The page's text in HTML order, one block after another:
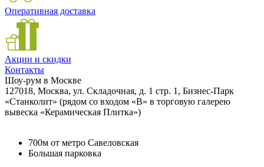
Оперативная доставка
Акции и скидки
Контакты
Шоу-рум в Москве
127018, Москва, ул. Складочная, д. 1 стр. 1, Бизнес-Парк
«Станколит» (рядом со входом «B» в торговую галерею
вывеска «Керамическая Плитка»)
700м от метро Савеловская
Большая парковка